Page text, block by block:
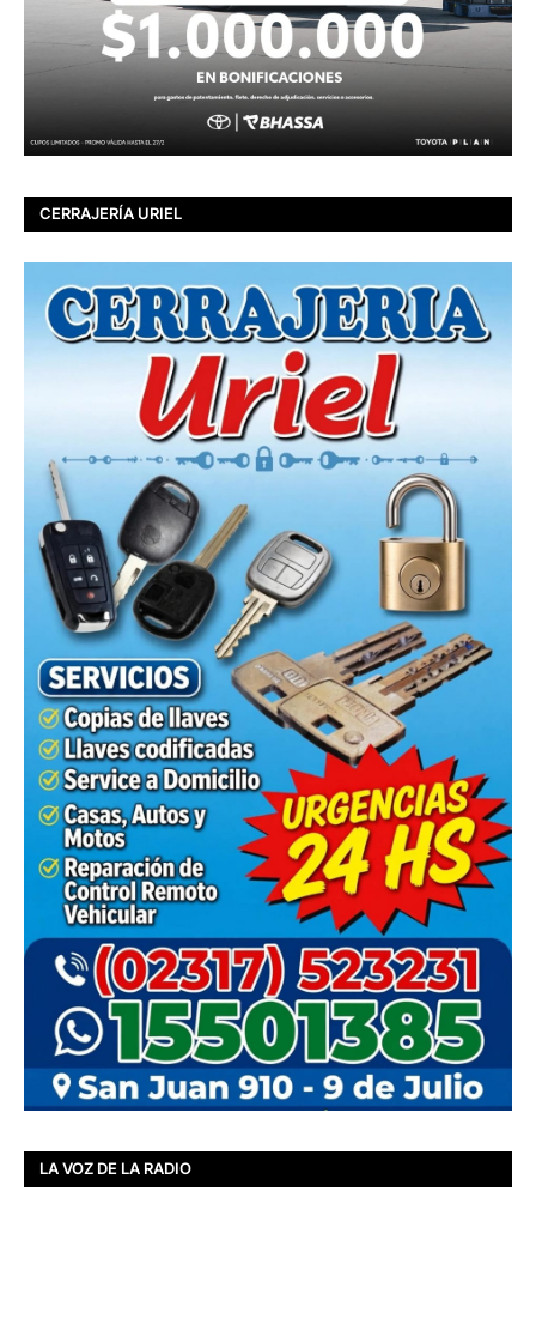
CERRAJERÍA URIEL
LA VOZ DE LA RADIO